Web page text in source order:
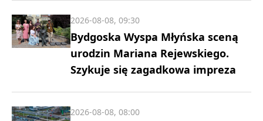
Bydgoska Wyspa Młyńska sceną
urodzin Mariana Rejewskiego.
Szykuje się zagadkowa impreza
2026-08-08, 09:30
2026-08-08, 08:00